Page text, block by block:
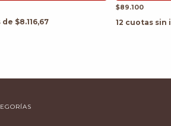
de $8.116,67
$89.100
12 cuotas sin